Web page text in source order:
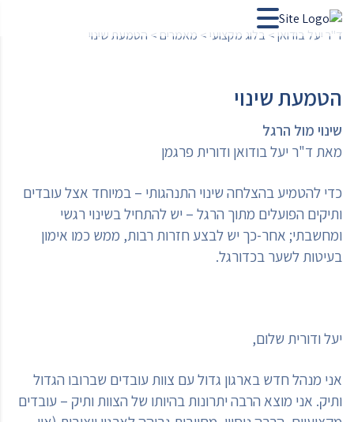
ד"ר יעל בודואן>בלוג מקצועי > מאמרים> הטמעת שינוי
הטמעת שינוי
שינוי מול הרגל
מאת ד"ר יעל בודואן ודורית פרגמן
כדי להטמיע בהצלחה שינוי התנהגותי – במיוחד אצל עובדים
ותיקים הפועלים מתוך הרגל – יש להתחיל בשינוי רגשי
ומחשבתי; אחר-כך יש לבצע חזרות רבות, ממש כמו אימון
בעיטות לשער בכדורגל.
יעל ודורית שלום,
אני מנהל חדש בארגון גדול עם צוות עובדים שברובו הגדול
ותיק. אני מוצא הרבה יתרונות בהיותו של הצוות ותיק – עובדים